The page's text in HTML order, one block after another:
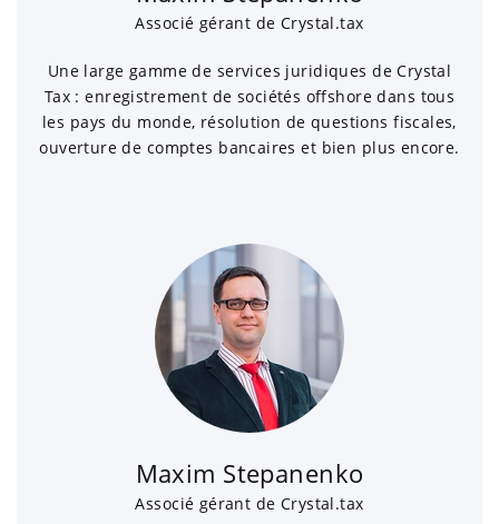
Associé gérant de Crystal.tax
Une large gamme de services juridiques de Crystal
Tax : enregistrement de sociétés offshore dans tous
les pays du monde, résolution de questions fiscales,
ouverture de comptes bancaires et bien plus encore.
Maxim Stepanenko
Associé gérant de Crystal.tax